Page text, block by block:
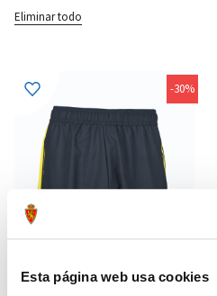
Esta página web usa cookies
Eliminar todo
-30%